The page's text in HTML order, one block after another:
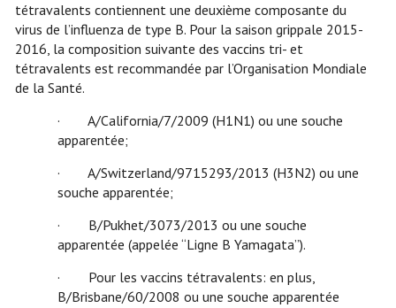
tétravalents contiennent une deuxième composante du
virus de l’influenza de type B. Pour la saison grippale 2015-
2016, la composition suivante des vaccins tri- et
tétravalents est recommandée par l’Organisation Mondiale
de la Santé.
· A/California/7/2009 (H1N1) ou une souche
apparentée;
· A/Switzerland/9715293/2013 (H3N2) ou une
souche apparentée;
· B/Pukhet/3073/2013 ou une souche
apparentée (appelée “Ligne B Yamagata”).
· Pour les vaccins tétravalents: en plus,
B/Brisbane/60/2008 ou une souche apparentée